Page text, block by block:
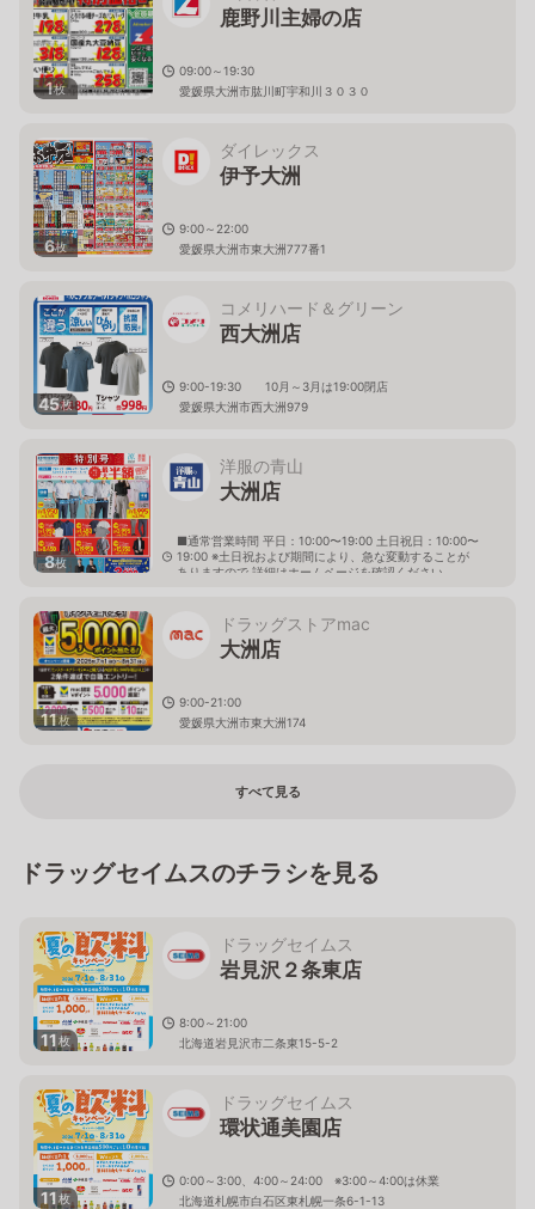
1枚
鹿野川主婦の店
09:00～19:30
愛媛県大洲市肱川町宇和川３０３０
6枚
ダイレックス
伊予大洲
9:00～22:00
愛媛県大洲市東大洲777番1
45枚
コメリハード＆グリーン
西大洲店
9:00-19:30 10月～3月は19:00閉店
愛媛県大洲市西大洲979
8枚
洋服の青山
大洲店
■通常営業時間 平日：10:00〜19:00 土日祝日：10:00〜
19:00 ※土日祝および期間により、急な変動することが
ありますので 詳細はホームページを確認ください
11枚
ドラッグストアmac
大洲店
9:00-21:00
愛媛県大洲市東大洲174
すべて見る
ドラッグセイムスのチラシを見る
11枚
ドラッグセイムス
岩見沢２条東店
8:00～21:00
北海道岩見沢市二条東15-5-2
11枚
ドラッグセイムス
環状通美園店
0:00～3:00、4:00～24:00 ※3:00～4:00は休業
北海道札幌市白石区東札幌一条6-1-13